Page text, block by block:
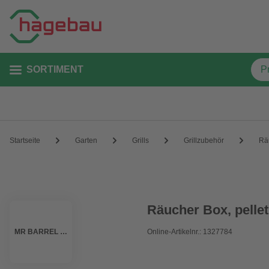
SORTIMENT
Startseite Garten Grills Grillzubehör
MR BARREL BBQ
Räucher Box,
Online-Artikelnr.: 1327784